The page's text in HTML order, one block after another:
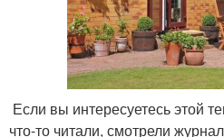
Если вы интересуетесь этой
что-то читали, смотрели